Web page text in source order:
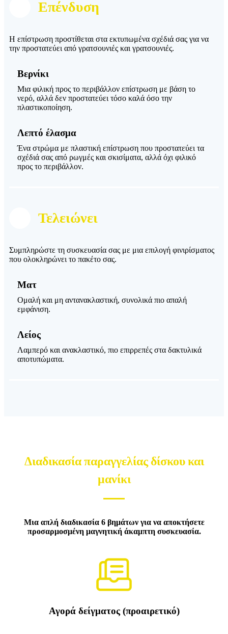
Επένδυση
Η επίστρωση προστίθεται στα εκτυπωμένα σχέδιά σας για να
την προστατεύει από γρατσουνιές και γρατσουνιές.
Βερνίκι
Μια φιλική προς το περιβάλλον επίστρωση με βάση το
νερό, αλλά δεν προστατεύει τόσο καλά όσο την
πλαστικοποίηση.
Λεπτό έλασμα
Ένα στρώμα με πλαστική επίστρωση που προστατεύει τα
σχέδιά σας από ρωγμές και σκισίματα, αλλά όχι φιλικό
προς το περιβάλλον.
Τελειώνει
Συμπληρώστε τη συσκευασία σας με μια επιλογή φινιρίσματος
που ολοκληρώνει το πακέτο σας.
Ματ
Ομαλή και μη αντανακλαστική, συνολικά πιο απαλή
εμφάνιση.
Λείος
Λαμπερό και ανακλαστικό, πιο επιρρεπές στα δακτυλικά
αποτυπώματα.
Διαδικασία παραγγελίας δίσκου και
μανίκι
Μια απλή διαδικασία 6 βημάτων για να αποκτήσετε
προσαρμοσμένη μαγνητική άκαμπτη συσκευασία.
Αγορά δείγματος (προαιρετικό)